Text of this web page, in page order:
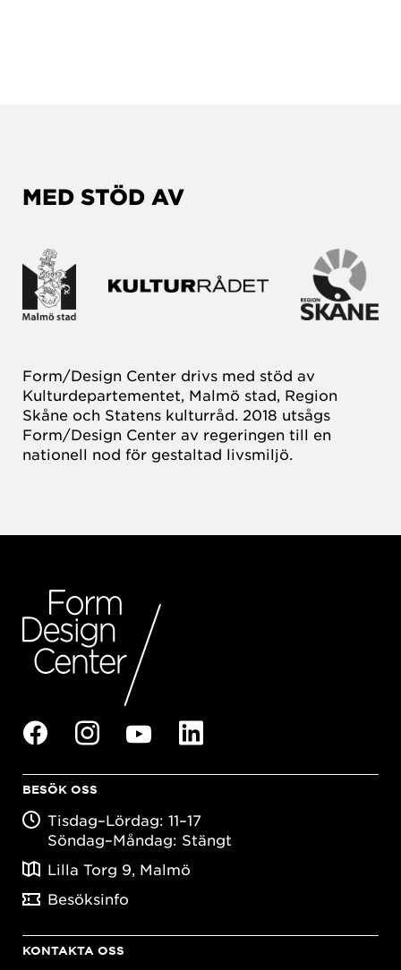
MED STÖD AV
Form/Design Center drivs med stöd av
Kulturdepartementet, Malmö stad, Region
Skåne och Statens kulturråd. 2018 utsågs
Form/Design Center av regeringen till en
nationell nod för gestaltad livsmiljö.
BESÖK OSS
Tisdag–Lördag: 11–17
Söndag–Måndag: Stängt
Lilla Torg 9, Malmö
Besöksinfo
KONTAKTA OSS